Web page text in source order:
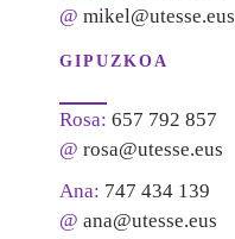
@ mikel@utesse.eus
GIPUZKOA
Rosa: 657 792 857
@ rosa@utesse.eus
Ana: 747 434 139
@ ana@utesse.eus